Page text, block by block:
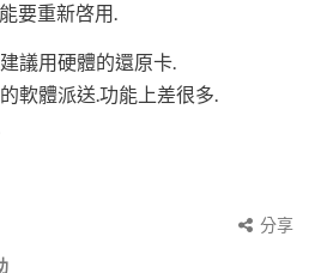
要重新啓用.
議用硬體的還原卡.
軟體派送.功能上差很多.
分享